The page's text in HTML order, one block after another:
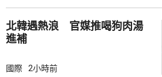
北韓遇熱浪 官媒推喝狗肉湯
進補
國際 2小時前